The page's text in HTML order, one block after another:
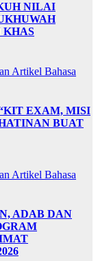
NILAI
KHAS
Artikel Bahasa
EXAM, MISI
BUAT
Artikel Bahasa
ADAB DAN